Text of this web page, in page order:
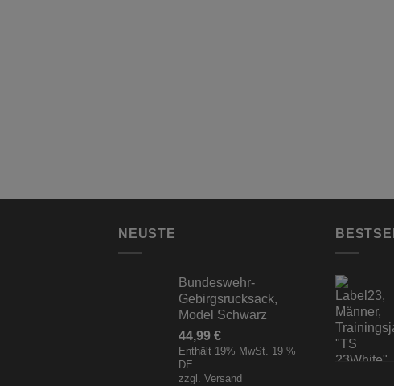
NEUSTE
Bundeswehr-
Gebirgsrucksack,
Model Schwarz
44,99 €
Enthält 19% MwSt. 19 %
DE
zzgl. Versand